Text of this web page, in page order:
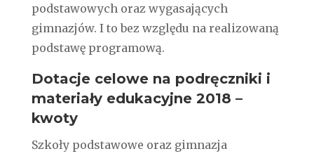
podstawowych oraz wygasających
gimnazjów. I to bez względu na realizowaną
podstawę programową.
Dotacje celowe na podręczniki i
materiały edukacyjne 2018 –
kwoty
Szkoły podstawowe oraz gimnazja